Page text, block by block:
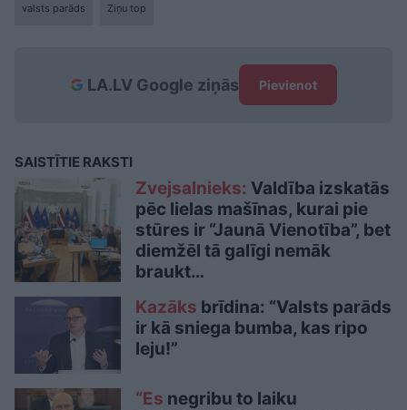
valsts parāds Ziņu top
LA.LV Google ziņās Pievienot
SAISTĪTIE RAKSTI
Zvejsalnieks: Valdība izskatās
pēc lielas mašīnas, kurai pie
stūres ir “Jaunā Vienotība”, bet
diemžēl tā galīgi nemāk
braukt…
Kazāks brīdina: “Valsts parāds
ir kā sniega bumba, kas ripo
leju!”
“Es negribu to laiku